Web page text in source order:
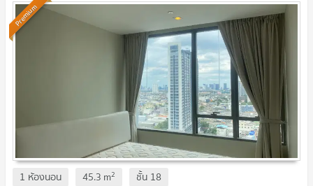
Premium
1 ห้องนอน 45.3 m2 ชั้น 18